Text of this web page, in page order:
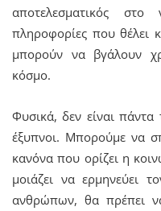
αποτελεσματικός
πληροφορίες που θέλει
μπορούν να βγάλουν
κόσμο.
Φυσικά, δεν είναι
έξυπνοι. Μπορούμε να
κανόνα που ορίζει η
μοιάζει να ερμηνεύει
ανθρώπων, θα πρέπει